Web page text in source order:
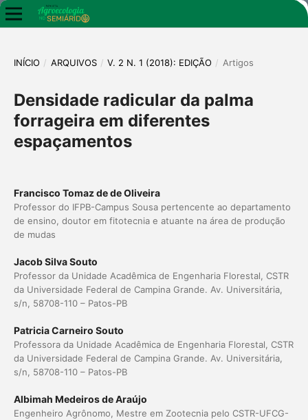
INÍCIO / ARQUIVOS / V. 2 N. 1 (2018): EDIÇÃO / Artigos
Densidade radicular da palma
forrageira em diferentes
espaçamentos
Francisco Tomaz de de Oliveira
Professor do IFPB-Campus Sousa pertencente ao departamento
de ensino, doutor em fitotecnia e atuante na área de produção
de mudas
Jacob Silva Souto
Professor da Unidade Acadêmica de Engenharia Florestal, CSTR
da Universidade Federal de Campina Grande. Av. Universitária,
s/n, 58708-110 – Patos-PB
Patricia Carneiro Souto
Professora da Unidade Acadêmica de Engenharia Florestal, CSTR
da Universidade Federal de Campina Grande. Av. Universitária,
s/n, 58708-110 – Patos-PB
Albimah Medeiros de Araújo
Engenheiro Agrônomo, Mestre em Zootecnia pelo CSTR-UFCG-